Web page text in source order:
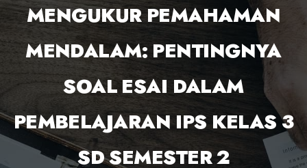
MENGUKUR PEMAHAMAN
MENDALAM: PENTINGNYA
SOAL ESAI DALAM
PEMBELAJARAN IPS KELAS 3
SD SEMESTER 2